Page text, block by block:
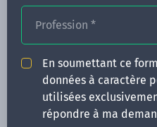
Profession *
En soumettant ce
données à caractère
utilisées
répondre à ma
ACTUALITÉS
INFOS PRATIQUES
Qui sommes-nous ?
CONTACT